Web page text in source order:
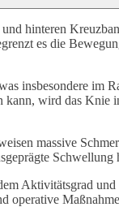
hinteren
es die
insbesondere im
kann, wird das Knie
massive
Schwellung
Aktivitätsgrad und
operative